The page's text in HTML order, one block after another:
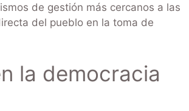
de gestión más cercanos a las
del pueblo en la toma de
la democracia